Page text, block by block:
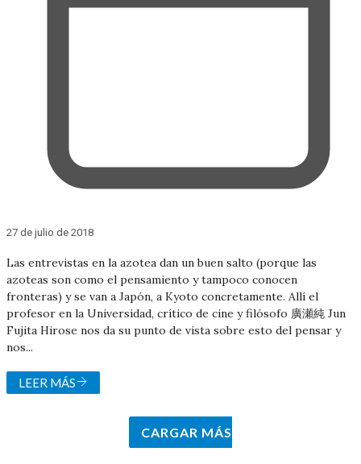
27 de julio de 2018
Las entrevistas en la azotea dan un buen salto (porque las
azoteas son como el pensamiento y tampoco conocen
fronteras) y se van a Japón, a Kyoto concretamente. Allí el
profesor en la Universidad, crítico de cine y filósofo 廣瀬純 Jun
Fujita Hirose nos da su punto de vista sobre esto del pensar y
nos...
LEER MÁS
CARGAR MÁS